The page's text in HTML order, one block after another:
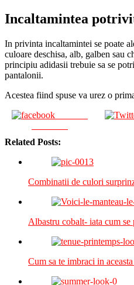
Incaltamintea
In privinta incaltamintei se poate
culoare deschisa, alb, galben sau
principiu adidasii trebuie sa se
pantalonii.
Acestea fiind spuse va urez o
Related Posts:
Combinatii de culori
Albastru cobalt- iata cum
Cum sa te imbraci in